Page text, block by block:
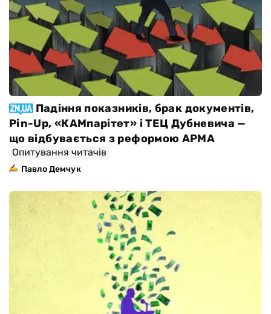
Падіння показників, брак документів,
Pin-Up, «КАМпарітет» і ТЕЦ Дубневича —
що відбувається з реформою АРМА
Опитування читачів
Павло Демчук